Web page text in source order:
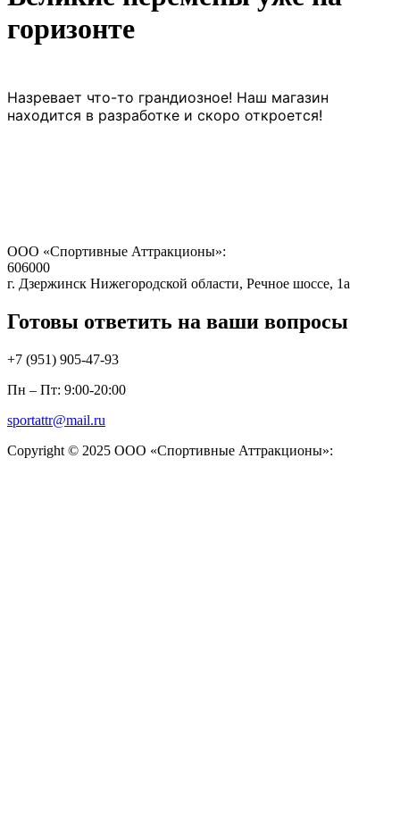
горизонте
Назревает что-то грандиозное! Наш магазин
находится в разработке и скоро откроется!
ООО «Спортивные Аттракционы»:
606000
г. Дзержинск Нижегородской области, Речное шоссе, 1а
Готовы ответить на ваши вопросы
+7 (951) 905-47-93
Пн – Пт: 9:00-20:00
sportattr@mail.ru
Copyright © 2025 ООО «Спортивные Аттракционы»: